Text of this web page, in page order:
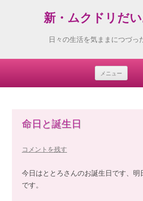
新・ムクドリだ
日々の生活を気ままにつづっ
メニュー
Skip
命日と誕生日
コメントを残す
今日はととろさんのお誕生日です、明
です。